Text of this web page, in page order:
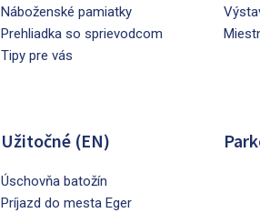
Náboženské pamiatky
Prehliadka so sprievodcom
Tipy pre vás
Užitočné (EN)
Úschovňa batožín
Príjazd do mesta Eger